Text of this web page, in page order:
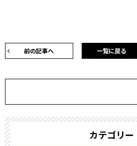
前の記事へ 一覧に戻る
カテゴリー